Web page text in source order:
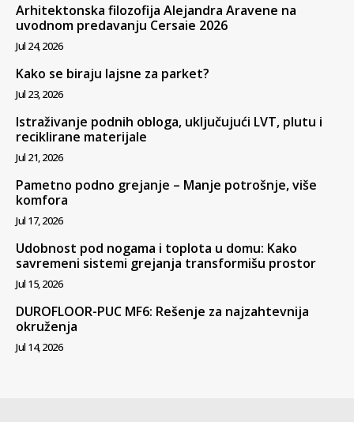
Arhitektonska filozofija Alejandra Aravene na
uvodnom predavanju Cersaie 2026
Jul 24, 2026
Kako se biraju lajsne za parket?
Jul 23, 2026
Istraživanje podnih obloga, uključujući LVT, plutu i
reciklirane materijale
Jul 21, 2026
Pametno podno grejanje – Manje potrošnje, više
komfora
Jul 17, 2026
Udobnost pod nogama i toplota u domu: Kako
savremeni sistemi grejanja transformišu prostor
Jul 15, 2026
DUROFLOOR-PUC MF6: Rešenje za najzahtevnija
okruženja
Jul 14, 2026